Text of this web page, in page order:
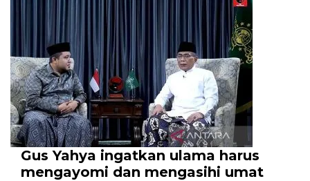
Gus Yahya ingatkan ulama harus
mengayomi dan mengasihi umat